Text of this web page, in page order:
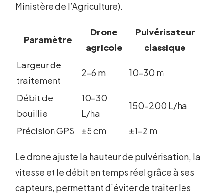
Ministère de l’Agriculture).
Paramètre
Drone
agricole
Pulvérisateur
classique
Largeur de
traitement
2-6 m 10-30 m
Débit de
bouillie
10-30
L/ha
150-200 L/ha
Précision GPS ±5 cm ±1-2 m
Le drone ajuste la hauteur de pulvérisation, la
vitesse et le débit en temps réel grâce à ses
capteurs, permettant d’éviter de traiter les